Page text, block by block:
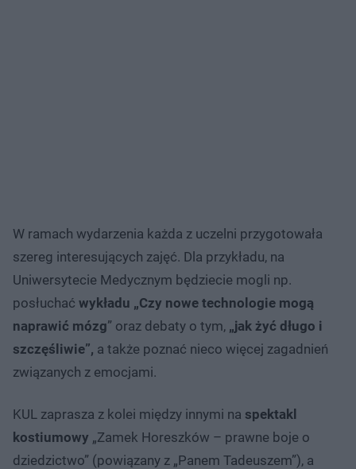
W ramach wydarzenia każda z uczelni przygotowała
szereg interesujących zajęć. Dla przykładu, na
Uniwersytecie Medycznym będziecie mogli np.
posłuchać wykładu „Czy nowe technologie mogą
naprawić mózg” oraz debaty o tym, „jak żyć długo i
szczęśliwie”, a także poznać nieco więcej zagadnień
związanych z emocjami.
KUL zaprasza z kolei między innymi na spektakl
kostiumowy „Zamek Horeszków – prawne boje o
dziedzictwo” (powiązany z „Panem Tadeuszem”), a